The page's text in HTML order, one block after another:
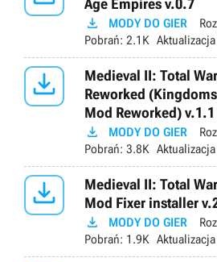
 MODY DO GIER
Pobrań: 2.1K Aktualizacja

Medieval II: Total
Reworked
Mod Reworked) v.1.1
 MODY DO GIER
Pobrań: 3.8K Aktualizacja

Medieval II: Total
Mod Fixer installer
 MODY DO GIER
Pobrań: 1.9K Aktualizacja